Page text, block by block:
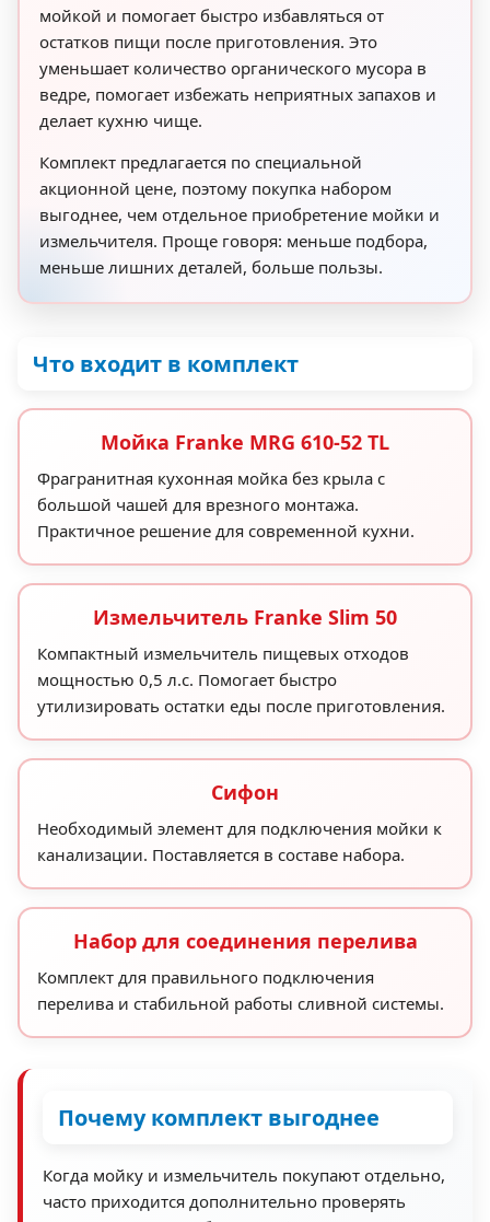
мойкой и помогает быстро избавляться от
остатков пищи после приготовления. Это
уменьшает количество органического мусора в
ведре, помогает избежать неприятных запахов и
делает кухню чище.
Комплект предлагается по специальной
акционной цене, поэтому покупка набором
выгоднее, чем отдельное приобретение мойки и
измельчителя. Проще говоря: меньше подбора,
меньше лишних деталей, больше пользы.
Что входит в комплект
Мойка Franke MRG 610-52 TL
Фрагранитная кухонная мойка без крыла с
большой чашей для врезного монтажа.
Практичное решение для современной кухни.
Измельчитель Franke Slim 50
Компактный измельчитель пищевых отходов
мощностью 0,5 л.с. Помогает быстро
утилизировать остатки еды после приготовления.
Сифон
Необходимый элемент для подключения мойки к
канализации. Поставляется в составе набора.
Набор для соединения перелива
Комплект для правильного подключения
перелива и стабильной работы сливной системы.
Почему комплект выгоднее
Когда мойку и измельчитель покупают отдельно,
часто приходится дополнительно проверять